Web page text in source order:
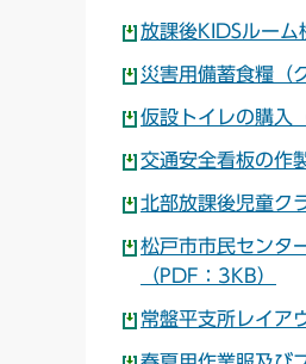
放課後KIDSルー
災害用備蓄食糧（
仮設トイレの購入
交通安全看板の作
北部放課後児童ク
松戸市市民センタ
（PDF：3KB）
常盤平支所レイア